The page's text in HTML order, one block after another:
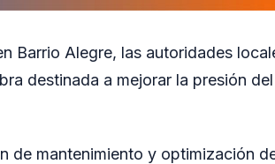
Barrio Alegre, las autoridades
destinada a mejorar la presión
de mantenimiento y optimización